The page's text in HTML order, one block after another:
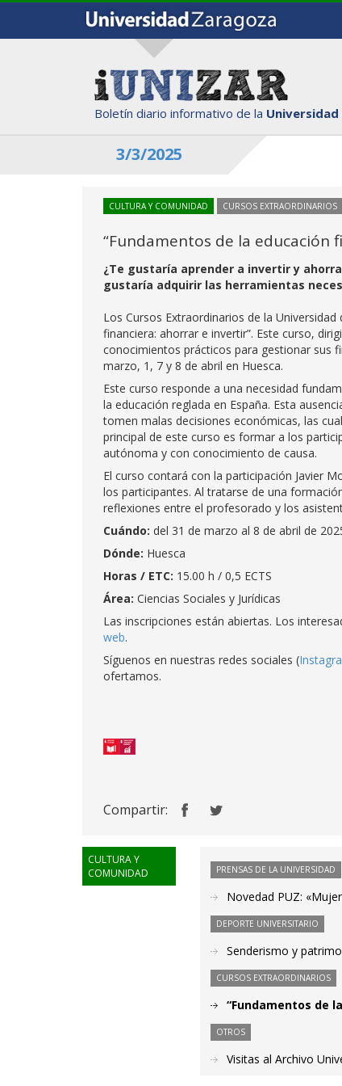
Boletín diario informativo de la
3/3/2025
CULTURA Y COMUNIDAD CURSOS EXTRAORDINARIOS
“Fundamentos de la educación
¿Te gustaría aprender a invertir y
gustaría adquirir las herramientas
Los Cursos Extraordinarios de la
financiera: ahorrar e invertir”. Este curso,
conocimientos prácticos para gestionar sus
marzo, 1, 7 y 8 de abril en Huesca.
Este curso responde a una necesidad
la educación reglada en España. Esta
tomen malas decisiones económicas, las
principal de este curso es formar a los
autónoma y con conocimiento de causa.
El curso contará con la participación Javier
los participantes. Al tratarse de una
reflexiones entre el profesorado y los
Cuándo: del 31 de marzo al 8 de abril de
Dónde: Huesca
Horas / ETC: 15.00 h / 0,5 ECTS
Área: Ciencias Sociales y Jurídicas
Las inscripciones están abiertas. Los
web.
Síguenos en nuestras redes sociales (
ofertamos.
Compartir:
CULTURA Y
COMUNIDAD
PRENSAS DE LA UNIVERSIDAD
Novedad PUZ:
DEPORTE UNIVERSITARIO
Senderismo y
CURSOS EXTRAORDINARIOS
“Fundamentos de
OTROS
Visitas al Archivo